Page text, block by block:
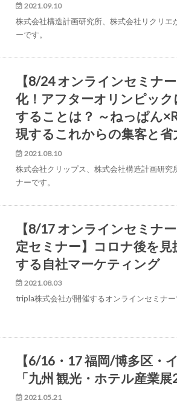
2021.09.10
株式会社構造計画研究所、株式会社リクリエ
ーです。
【8/24 オンラインセミナ
化！アフターオリンピッ
することは？ ～ねっぱん
現するこれからの集客と省
2021.08.10
株式会社クリップス、株式会社構造計画研究
ナーです。
【8/17 オンラインセミナ
定セミナー】コロナ後を見
する自社マーケティング
2021.08.03
tripla株式会社が開催するオンラインセミナー
【6/16・17 福岡/博多区・
「九州 観光・ホテル産業展
2021.05.21